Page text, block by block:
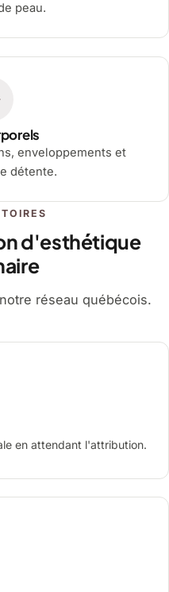
peau.
enveloppements et
détente.
d'esthétique
réseau québécois.
en attendant l'attribution.